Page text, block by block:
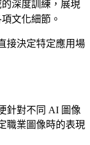
深度訓練，展現
文化細節。
接決定特定應用場
針對不同 AI 圖像
職業圖像時的表現